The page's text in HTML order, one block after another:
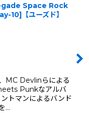
Space Rock
10]【ユーズド】
MC Devlinらによる
Punkなアルバ
トマンによるバンド
…